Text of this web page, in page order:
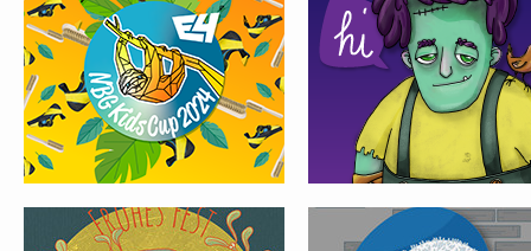
WEIHNACHTSSAUSE ’18 SPORTY SANTA CLAUS